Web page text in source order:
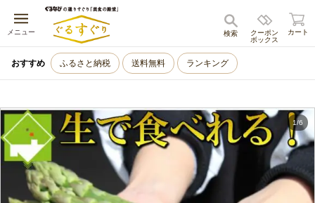
メニュー
キャンセル
クーポン
ボックス
検索 カート
おすすめ ふるさと納税 送料無料 ランキング
1/6